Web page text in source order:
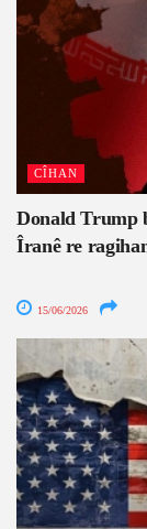
CÎHAN
Donald Trump
Îranê re
15/06/2026